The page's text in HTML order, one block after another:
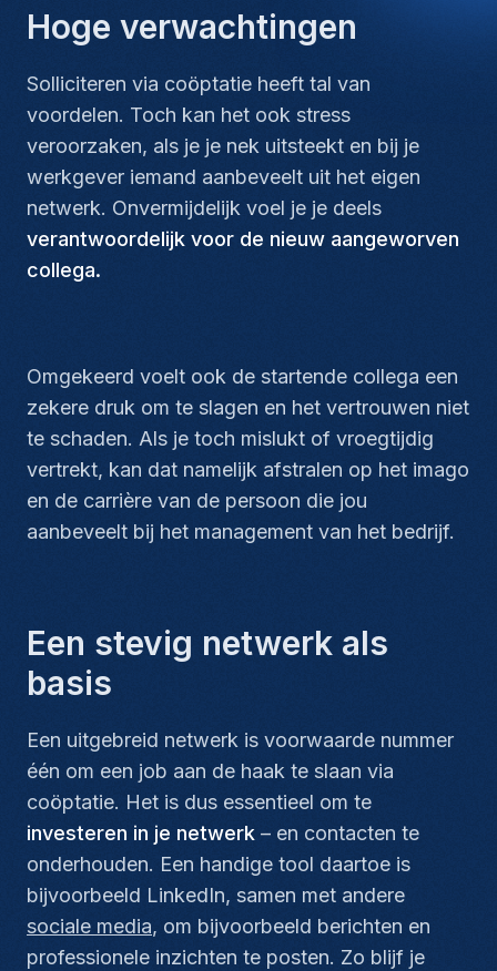
Hoge verwachtingen
Solliciteren via coöptatie heeft tal van
voordelen. Toch kan het ook stress
veroorzaken, als je je nek uitsteekt en bij je
werkgever iemand aanbeveelt uit het eigen
netwerk. Onvermijdelijk voel je je deels
verantwoordelijk voor de nieuw aangeworven
collega.
Omgekeerd voelt ook de startende collega een
zekere druk om te slagen en het vertrouwen niet
te schaden. Als je toch mislukt of vroegtijdig
vertrekt, kan dat namelijk afstralen op het imago
en de carrière van de persoon die jou
aanbeveelt bij het management van het bedrijf.
Een stevig netwerk als
basis
Een uitgebreid netwerk is voorwaarde nummer
één om een job aan de haak te slaan via
coöptatie. Het is dus essentieel om te
investeren in je netwerk – en contacten te
onderhouden. Een handige tool daartoe is
bijvoorbeeld LinkedIn, samen met andere
sociale media, om bijvoorbeeld berichten en
professionele inzichten te posten. Zo blijf je